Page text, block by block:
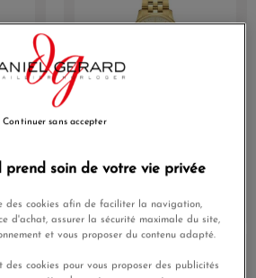
Cadran
540,00 €
prend soin de votre vie privée
des cookies afin de faciliter la navigation,
d'achat, assurer la sécurité maximale du site,
et vous proposer du contenu adapté.
cookies pour vous proposer des publicités
Continuer sans accepter